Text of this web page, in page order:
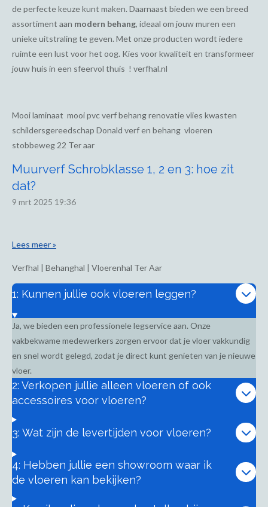
de perfecte keuze kunt maken. Daarnaast bieden we een breed
assortiment aan modern behang, ideaal om jouw muren een
unieke uitstraling te geven. Met onze producten wordt iedere
ruimte een lust voor het oog. Kies voor kwaliteit en transformeer
jouw huis in een sfeervol thuis ! verfhal.nl
Mooi laminaat mooi pvc verf behang renovatie vlies kwasten
schildersgereedschap Donald verf en behang vloeren
stobbeweg 22 Ter aar
Muurverf Schrobklasse 1, 2 en 3: hoe zit
dat?
9 mrt 2025 19:36
Lees meer »
Verfhal | Behanghal | Vloerenhal Ter Aar
1: Kunnen jullie ook vloeren leggen?
Ja, we bieden een professionele legservice aan. Onze
vakbekwame medewerkers zorgen ervoor dat je vloer vakkundig
en snel wordt gelegd, zodat je direct kunt genieten van je nieuwe
vloer.
2: Verkopen jullie alleen vloeren of ook
accessoires voor vloeren?
3: Wat zijn de levertijden voor vloeren?
4: Hebben jullie een showroom waar ik
de vloeren kan bekijken?